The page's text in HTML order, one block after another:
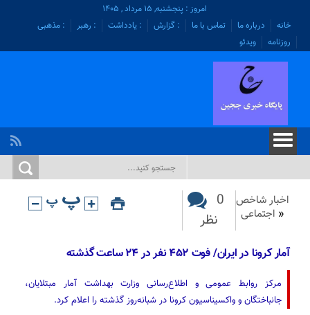
امروز : پنجشنبه, ۱۵ مرداد , ۱۴۰۵
خانه
درباره ما تماس با ما : گزارش : یادداشت : رهبر
: مذهبی
روزنامه
ویدئو
اخبار شاخص
« اجتماعی
0
نظر
آمار کرونا در ایران/ فوت ۴۵۲ نفر در ۲۴ ساعت گذشته
مرکز روابط عمومی و اطلاع‌رسانی وزارت بهداشت آمار مبتلایان،
جانباختگان و واکسیناسیون کرونا در شبانه‌روز گذشته را اعلام کرد.